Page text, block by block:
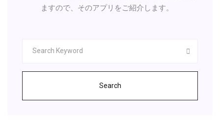
ますので、そのアプリをご紹介します。
Search